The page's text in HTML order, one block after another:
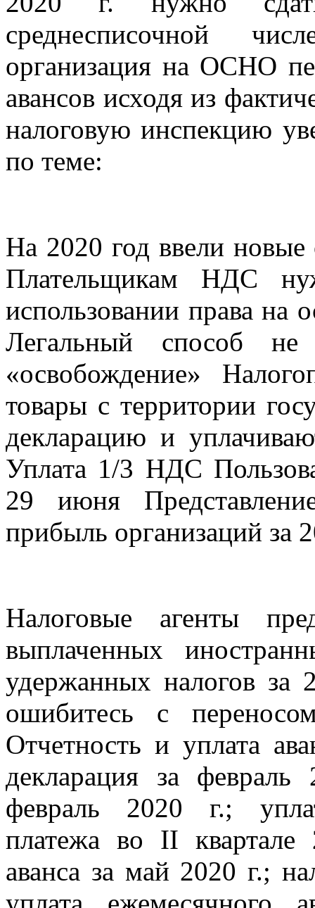
среднесписочной
организация на ОСНО
авансов исходя из
налоговую инспекцию
по теме:
На 2020 год ввели
Плательщикам НДС
использовании права на
Легальный способ
«освобождение»
товары с территории
декларацию и
Уплата 1/3 НДС
29 июня
прибыль организаций за
Налоговые агенты
выплаченных
удержанных налогов за
ошибитесь с
Отчетность и уплата
декларация за
февраль 2020 г.;
платежа во II квартале
аванса за май 2020 г.;